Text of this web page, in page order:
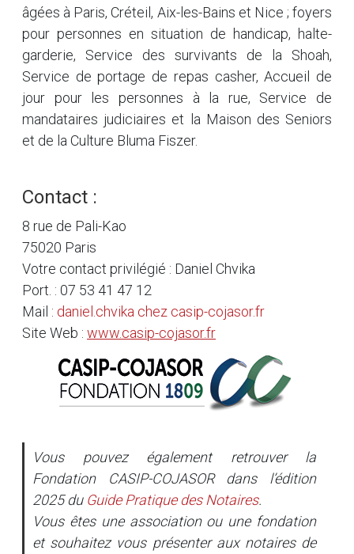
âgées à Paris, Créteil, Aix-les-Bains et Nice ; foyers
pour personnes en situation de handicap, halte-
garderie, Service des survivants de la Shoah,
Service de portage de repas casher, Accueil de
jour pour les personnes à la rue, Service de
mandataires judiciaires et la Maison des Seniors
et de la Culture Bluma Fiszer.
Contact :
8 rue de Pali-Kao
75020 Paris
Votre contact privilégié : Daniel Chvika
Port. : 07 53 41 47 12
Mail : daniel.chvika chez casip-cojasor.fr
Site Web : www.casip-cojasor.fr
Vous pouvez également retrouver la
Fondation CASIP-COJASOR dans l’édition
2025 du Guide Pratique des Notaires.
Vous êtes une association ou une fondation
et souhaitez vous présenter aux notaires de